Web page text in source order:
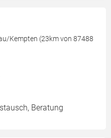
Kempten (23km von 87488
Beratung